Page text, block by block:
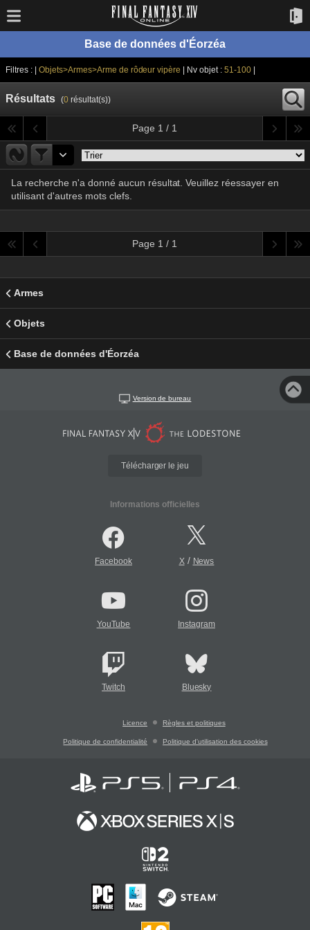
Base de données d'Éorzéa
Filtres : | Objets>Armes>Arme de rôdeur vipère | Nv objet :51-100
Résultats (0résultat(s))
Page 1 / 1
La recherche n'a donné aucun résultat. Veuillez réessayer en
utilisant d'autres mots clefs.
Page 1 / 1
Armes
Objets
Base de données d'Éorzéa
Version de bureau
Télécharger le jeu
Informations officielles
Facebook X/ News
YouTube Instagram
Twitch Bluesky
Licence Règles et politiques
Politique de confidentialité Politique d'utilisation des cookies